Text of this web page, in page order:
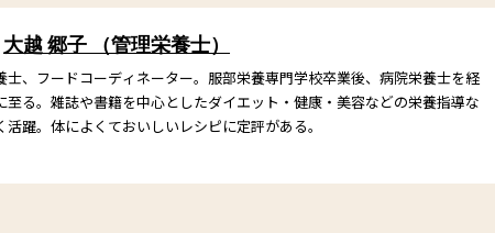
大越 郷子 （管理栄養士）
士、フードコーディネーター。服部栄養専門学校卒業後、病院栄養士を経
至る。雑誌や書籍を中心としたダイエット・健康・美容などの栄養指導な
活躍。体によくておいしいレシピに定評がある。